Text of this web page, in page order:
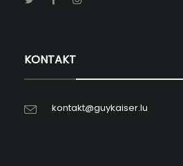
KONTAKT
kontakt@guykaiser.lu